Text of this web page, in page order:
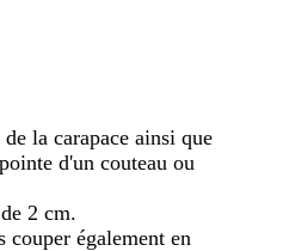
la carapace ainsi que
d'un couteau ou
2 cm.
également en